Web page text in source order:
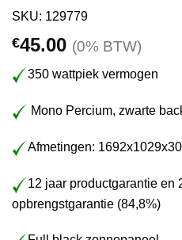
SKU: 129779
€45.00 (0% BTW)
350 wattpiek vermogen
Mono Percium, zwarte
Afmetingen:
12 jaar productgarantie en
opbrengstgarantie (84,8%)